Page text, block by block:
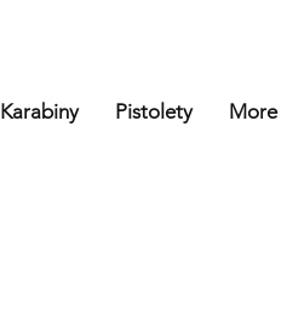
Karabiny Pistolety More